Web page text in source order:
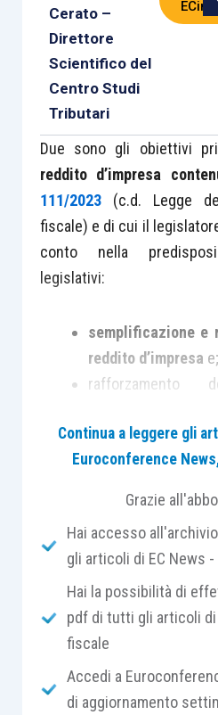
Cerato –
Direttore
Scientifico del
Centro Studi
Tributari
Due sono gli obiettivi
reddito d’impresa
111/2023
(c.d. Legge
fiscale) e di cui il
conto nella
legislativi:
semplificazione e
reddito d’impresa e;
rafforzamento
civilistici.
principi di inerenza,
operazioni straordinarie
diritto, la legge delega
che deve essere
derivazione rafforzata.
principio si applica ai
microimprese di cui all’
civ.
) ed è contenuto
Continua a leggere gli
Euroconference
Grazie
Hai accesso
gli articoli di EC News
Hai la possibilità di
pdf di tutti gli articoli di
fiscale
Accedi a
di aggiornamento